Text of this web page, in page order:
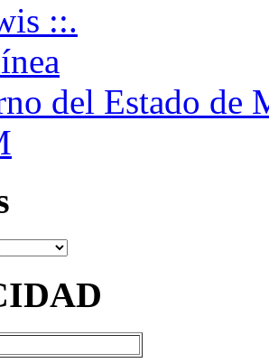
::.
del Estado de